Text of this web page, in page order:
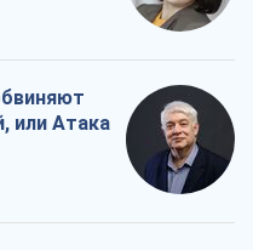
или Атака